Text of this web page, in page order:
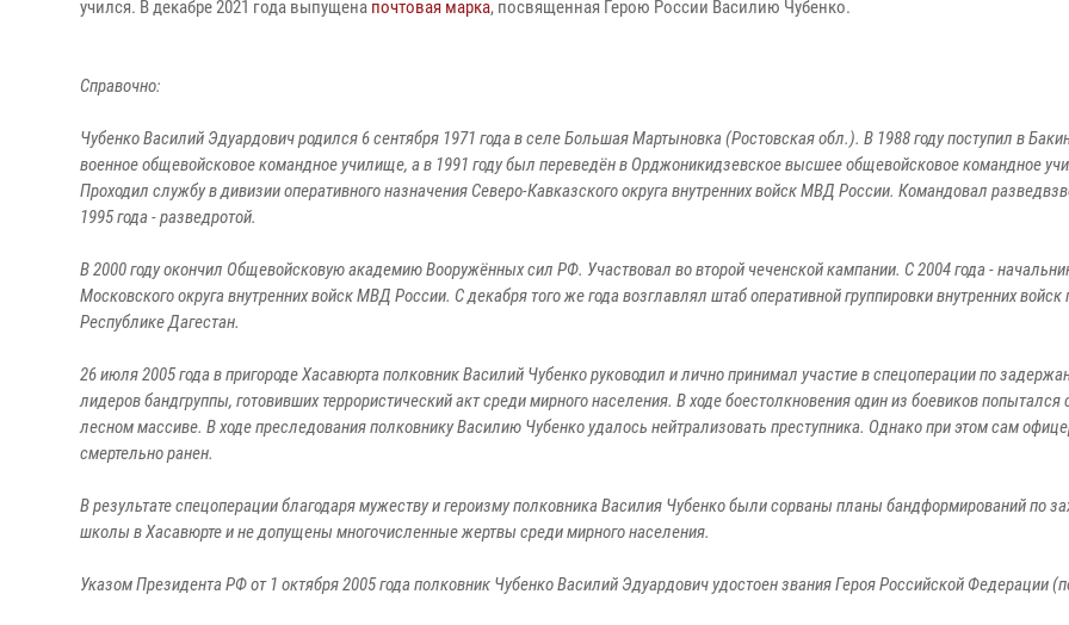
учился. В декабре 2021 года выпущена почтовая марка, посвященная Герою России Василию Чубенко.
Справочно:
Чубенко Василий Эдуардович родился 6 сентября 1971 года в селе Большая Мартыновка (Ростовская обл.). В 1988 году поступил в
военное общевойсковое командное училище, а в 1991 году был переведён в Орджоникидзевское высшее общевойсковое командное
Проходил службу в дивизии оперативного назначения Северо-Кавказского округа внутренних войск МВД России. Командовал
1995 года - разведротой.
В 2000 году окончил Общевойсковую академию Вооружённых сил РФ. Участвовал во второй чеченской кампании. С 2004 года -
Московского округа внутренних войск МВД России. С декабря того же года возглавлял штаб оперативной группировки внутренних войск
Республике Дагестан.
26 июля 2005 года в пригороде Хасавюрта полковник Василий Чубенко руководил и лично принимал участие в спецоперации по
лидеров бандгруппы, готовивших террористический акт среди мирного населения. В ходе боестолкновения один из боевиков попытался
лесном массиве. В ходе преследования полковнику Василию Чубенко удалось нейтрализовать преступника. Однако при этом сам
смертельно ранен.
В результате спецоперации благодаря мужеству и героизму полковника Василия Чубенко были сорваны планы бандформирований по
школы в Хасавюрте и не допущены многочисленные жертвы среди мирного населения.
Указом Президента РФ от 1 октября 2005 года полковник Чубенко Василий Эдуардович удостоен звания Героя Российской Федерации